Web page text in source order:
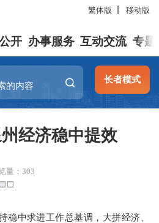
繁体版 移动版
开 办事服务 互动交流 专题
长者模式
经济稳中提效
量：303
稳中求进工作总基调，大拼经济、